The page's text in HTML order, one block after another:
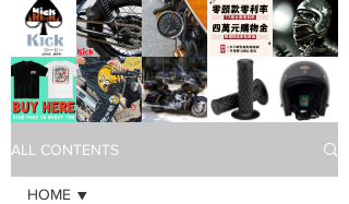
ALL CONTENTS
HOME